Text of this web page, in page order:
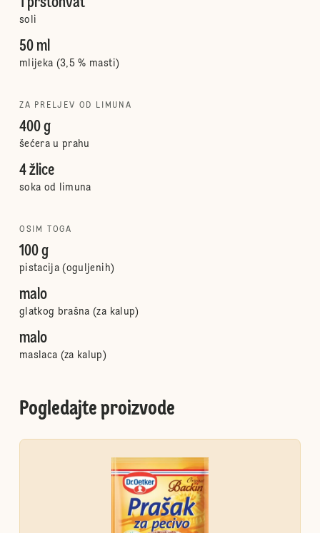
soli
50 ml
mlijeka (3,5 % masti)
ZA PRELJEV OD LIMUNA
400 g
šećera u prahu
4 žlice
soka od limuna
OSIM TOGA
100 g
pistacija (oguljenih)
malo
glatkog brašna (za kalup)
malo
maslaca (za kalup)
Pogledajte proizvode